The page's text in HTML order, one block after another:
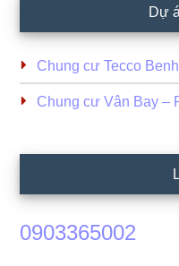
Dự
Chung cư Tecco
Chung cư Vân Bay –
0903365002